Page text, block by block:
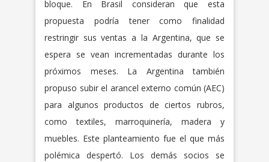
bloque. En Brasil consideran que esta
propuesta podría tener como finalidad
restringir sus ventas a la Argentina, que se
espera se vean incrementadas durante los
próximos meses. La Argentina también
propuso subir el arancel externo común (AEC)
para algunos productos de ciertos rubros,
como textiles, marroquinería, madera y
muebles. Este planteamiento fue el que más
polémica despertó. Los demás socios se